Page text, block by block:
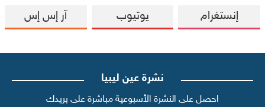
إنستغرام يوتيوب آر إس إس
نشرة عين ليبيا
احصل على النشرة الأسبوعية مباشرة على بريدك